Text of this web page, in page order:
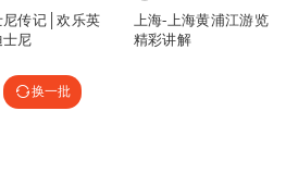
尼传记│欢乐英
尼
上海-上海黄浦江游览
精彩讲解
换一批